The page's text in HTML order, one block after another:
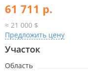
61 711 р.
≈ 21 000 $
Предложить цену
Участок
Область